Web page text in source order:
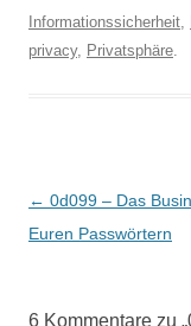
Informationssicherheit,
privacy, Privatsphäre.
Beitragsnavigation
← 0d099 – Das
Euren Passwörtern
6 Kommentare zu „